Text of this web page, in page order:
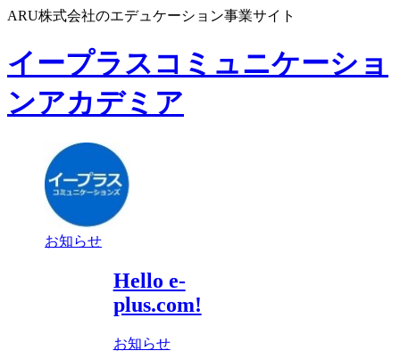
ARU株式会社のエデュケーション事業サイト
イープラスコミュニケーショ
ンアカデミア
お知らせ
Hello e-
plus.com!
お知らせ